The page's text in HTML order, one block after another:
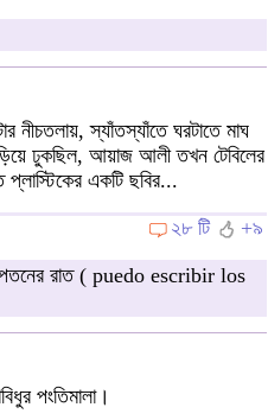
নীচতলায়, স্যাঁতস্যাঁতে ঘরটাতে মাঘ
ঢুকছিল, আয়াজ আলী তখন টেবিলের
প্লাস্টিকের একটি ছবির...
২৮ টি
+৯
পতনের রাত ( puedo escribir los
পংতিমালা।